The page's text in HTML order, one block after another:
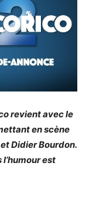
revient avec le
en scène
Didier Bourdon.
l’humour est